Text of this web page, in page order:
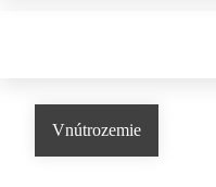
Vnútrozemie